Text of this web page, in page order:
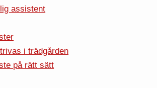
assistent
i trädgården
på rätt sätt